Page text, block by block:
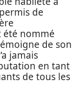
de
été nommé
de son
jamais
en tant
de tous les